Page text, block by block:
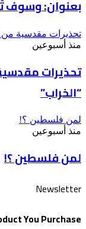
بعنوان: وسوف
تحذيرات مقدسية من
منذ أسبوعين
تحذيرات
“الخراب”
لمن فلسطين ؟!
منذ أسبوعين
لمن فلسطين ؟!
Newsletter
You Purchase